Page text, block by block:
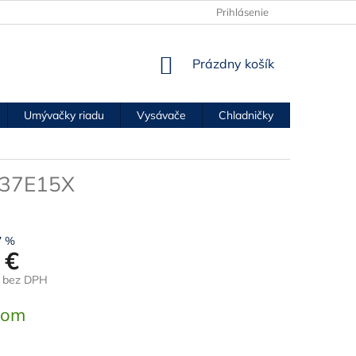
Prihlásenie
NÁKUPNÝ
Prázdny košík
Umývačky riadu Vysávače Chladničky
%
DPH